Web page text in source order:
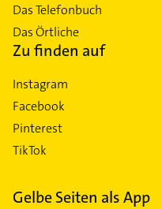
Das Telefonbuch
Das Örtliche
Zu finden auf
Instagram
Facebook
Pinterest
TikTok
Gelbe Seiten als App